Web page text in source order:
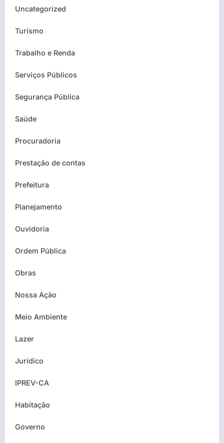
Uncategorized
Turismo
Trabalho e Renda
Serviços Públicos
Segurança Pública
Saúde
Procuradoria
Prestação de contas
Prefeitura
Planejamento
Ouvidoria
Ordem Pública
Obras
Nossa Ação
Meio Ambiente
Lazer
Jurídico
IPREV-CA
Habitação
Governo